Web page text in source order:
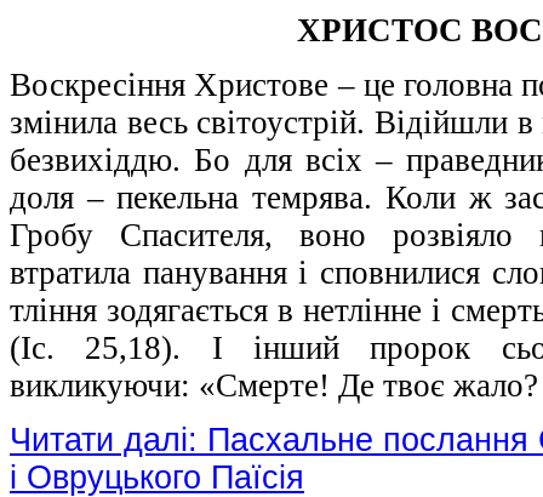
ХРИСТОС
Воскресіння Христове – це головна
змінила весь світоустрій. Відійшли
безвихіддю. Бо для всіх –
доля – пекельна темрява. Коли ж
Гробу Спасителя, воно розвіяло
втратила панування і сповнилися
тління зодягається в нетлінне і
(Іс. 25,18). І інший пророк
викликуючи: «Смерте! Де твоє
Читати далі: Пасхальне
і Овруцького Паїсія